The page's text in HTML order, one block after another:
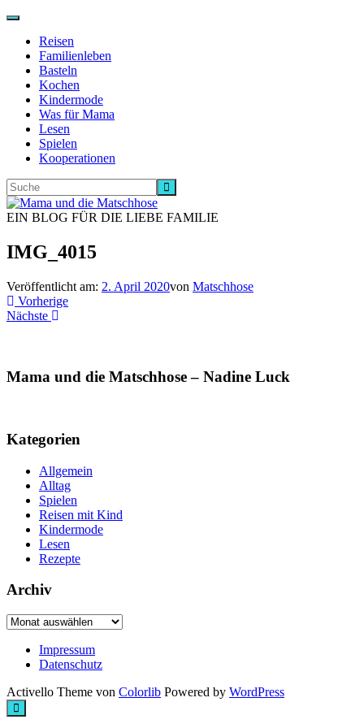
Navigation
ein-/ausschalten
Reisen
Familienleben
Basteln
Kochen
Kindermode
Was für Mama
Lesen
Spielen
Kooperationen
EIN BLOG FÜR DIE LIEBE FAMILIE
IMG_4015
Veröffentlicht am: 2. April 2020von Matschhose
Vorherige
Nächste
Mama und die Matschhose – Nadine Luck
Kategorien
Allgemein
Alltag
Spielen
Reisen mit Kind
Kindermode
Lesen
Rezepte
Archiv
Archiv
Impressum
Datenschutz
Activello Theme von Colorlib Powered by WordPress